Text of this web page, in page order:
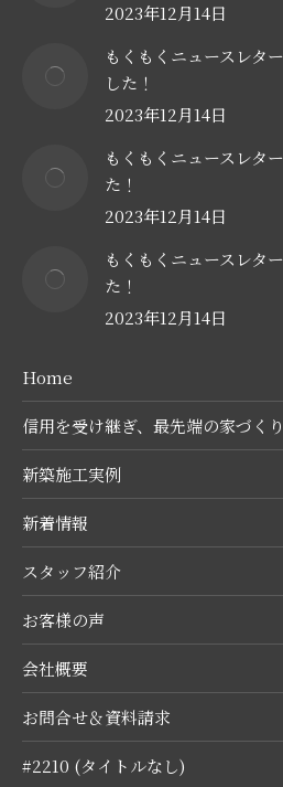
2023年12月14日
もくもくニュースレタ
した！
2023年12月14日
もくもくニュースレタ
た！
2023年12月14日
もくもくニュースレタ
た！
2023年12月14日
Home
信用を受け継ぎ、最先端の家づく
新築施工実例
新着情報
スタッフ紹介
お客様の声
会社概要
お問合せ＆資料請求
#2210 (タイトルなし)